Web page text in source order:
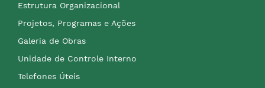
Estrutura Organizacional
Projetos, Programas e Ações
Galeria de Obras
Unidade de Controle Interno
Telefones Úteis